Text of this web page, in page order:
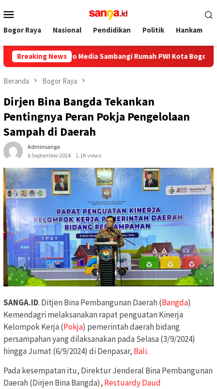
ke
kontenMobile
Bogor Raya Nasional Pendidikan Politik Hankam
Breaking News
Ayo Media Sambangi Rumah PWI Kota Bogor Hadiri
Beranda Bogor Raya
Dirjen Bina Bangda Tekankan
Pentingnya Peran Pokja Pengelolaan
Sampah di Daerah
Adminsanga
6 September 2024
1.1K views
SANGA.ID. Ditjen Bina Pembangunan Daerah (Bangda)
Kemendagri melaksanakan rapat penguatan Kinerja
Kelompok Kerja (Pokja) pemerintah daerah bidang
persampahan yang dilaksanakan pada Selasa (3/9/2024)
hingga Jumat (6/9/2024) di Denpasar, Bali.
Pada kesempatan itu, Direktur Jenderal Bina Pembangunan
Daerah (Dirjen Bina Bangda), Restuardy Daud